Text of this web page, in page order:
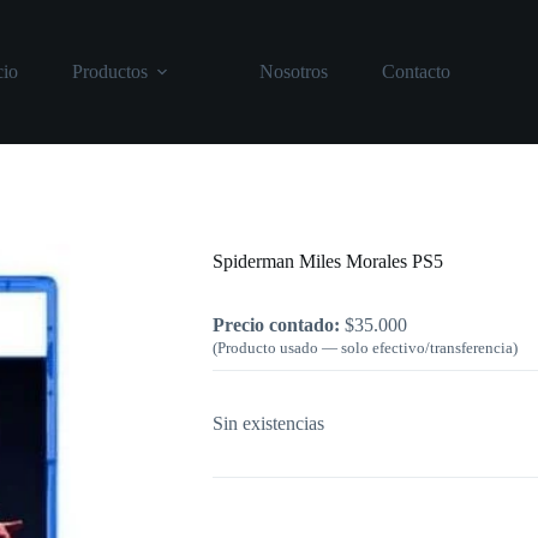
Productos Nosotros Contacto
Spiderman Miles Morales PS5
Precio contado: $35.000
(Producto usado — solo efectivo/transferencia)
Sin existencias